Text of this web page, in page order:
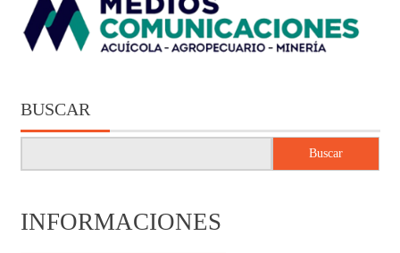
BUSCAR
Buscar
INFORMACIONES